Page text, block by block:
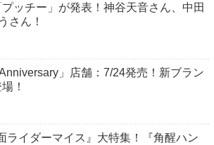
ッチー」が発表！神谷天音さん、中田
さん！
」店舗：7/24発売！新ブラン
！
ライダーマイス』大特集！『角醒ハン